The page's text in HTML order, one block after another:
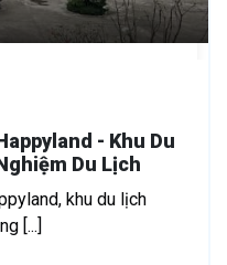
- Khu Du
Du Lịch
khu du lịch
[...]